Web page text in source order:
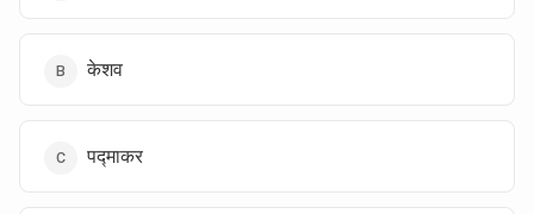
केशव
पद्माकर